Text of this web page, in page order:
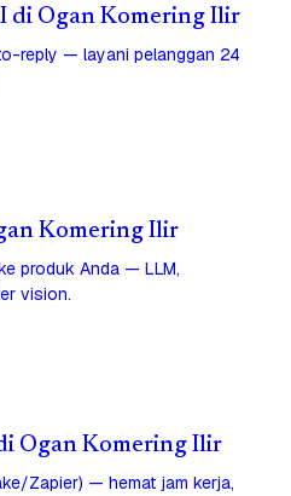
di Ogan Komering Ilir
reply — layani pelanggan 24
Komering Ilir
produk Anda — LLM,
vision.
Ogan Komering Ilir
Zapier) — hemat jam kerja,